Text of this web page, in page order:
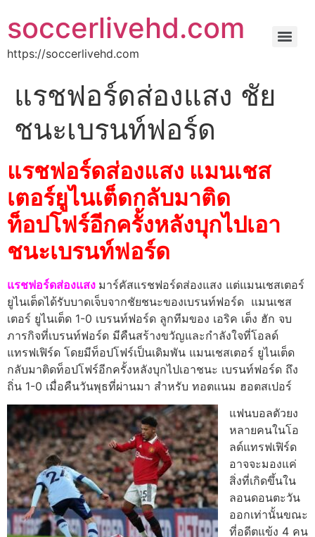
soccerlivehd.com
https://soccerlivehd.com
แรชฟอร์ดส่องแสง ชัย
ชนะเบรนท์ฟอร์ด
แรชฟอร์ดส่องแสง แมนเชส
เตอร์ยูไนเต็ดกลับมาติด
ท็อปโฟร์อีกครั้งหลังบุกไปเอา
ชนะเบรนท์ฟอร์ด
แรชฟอร์ดส่องแสง มาร์คัสแรชฟอร์ดส่องแสง แต่แมนเชสเตอร์
ยูไนเต็ดได้รับบาดเจ็บจากชัยชนะของเบรนท์ฟอร์ด แมนเชส
เตอร์ ยูไนเต็ด 1-0 เบรนท์ฟอร์ด ลูกทีมของ เอริค เต็ง ฮัก จบ
ภารกิจที่เบรนท์ฟอร์ด มีคืนสร้างขวัญและกำลังใจที่โอลด์
แทรฟเฟิร์ด โดยมีท็อปโฟร์เป็นเดิมพัน แมนเชสเตอร์ ยูไนเต็ด
กลับมาติดท็อปโฟร์อีกครั้งหลังบุกไปเอาชนะ เบรนท์ฟอร์ด ถึง
ถิ่น 1-0 เมื่อคืนวันพุธที่ผ่านมา สำหรับ ทอตแนม ฮอตสเปอร์
แฟนบอลตัวยง
หลายคนในโอ
ลด์แทรฟเฟิร์ด
อาจจะมองแค่
สิ่งที่เกิดขึ้นใน
ลอนดอนตะวัน
ออกเท่านั้นขณะ
ที่อดีตแข้ง 4 คน